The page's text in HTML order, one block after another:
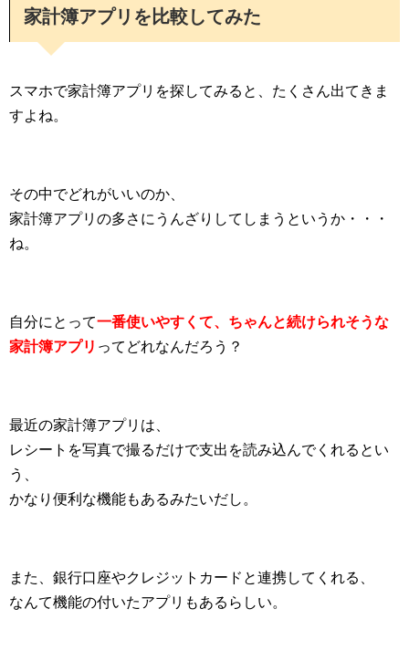
家計簿アプリを比較してみた
スマホで家計簿アプリを探してみると、たくさん出てきま
すよね。
その中でどれがいいのか、
家計簿アプリの多さにうんざりしてしまうというか・・・
ね。
自分にとって一番使いやすくて、ちゃんと続けられそうな
家計簿アプリ ってどれなんだろう？
最近の家計簿アプリは、
レシートを写真で撮るだけで支出を読み込んでくれるとい
う、
かなり便利な機能もあるみたいだし。
また、銀行口座やクレジットカードと連携してくれる、
なんて機能の付いたアプリもあるらしい。